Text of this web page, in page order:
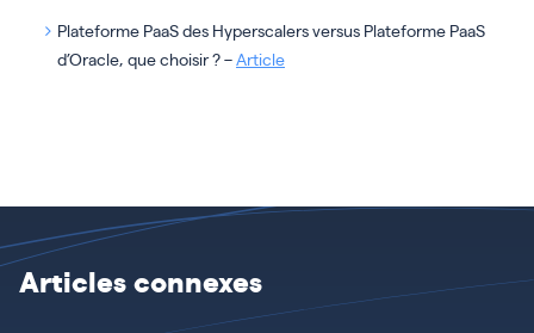
Plateforme PaaS des Hyperscalers versus Plateforme PaaS
d’Oracle, que choisir ? –Article
Articles connexes